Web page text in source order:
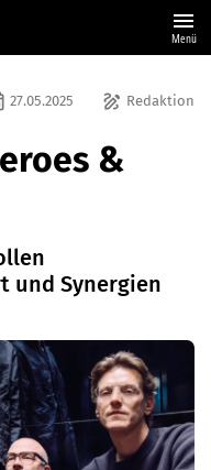
menu
Menü
draw Redaktion
27.05.2025
&
und Synergien